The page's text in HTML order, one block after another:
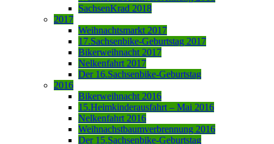
SachsenKrad 2018
2017
Weihnachtsmarkt 2017
17.Sachsenbike-Geburtstag 2017
Bikerweihnacht 2017
Nelkenfahrt 2017
Der 16.Sachsenbike-Geburtstag
2016
Bikerweihnacht 2016
15.Heimkinderausfahrt – Mai 2016
Nelkenfahrt 2016
Weihnachstbaumverbrennung 2016
Der 15.Sachsenbike-Geburtstag